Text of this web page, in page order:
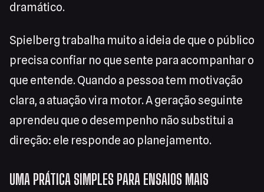
dramático.
Spielberg trabalha muito a ideia de que o público
precisa confiar no que sente para acompanhar o
que entende. Quando a pessoa tem motivação
clara, a atuação vira motor. A geração seguinte
aprendeu que o desempenho não substitui a
direção: ele responde ao planejamento.
UMA PRÁTICA SIMPLES PARA ENSAIOS MAIS